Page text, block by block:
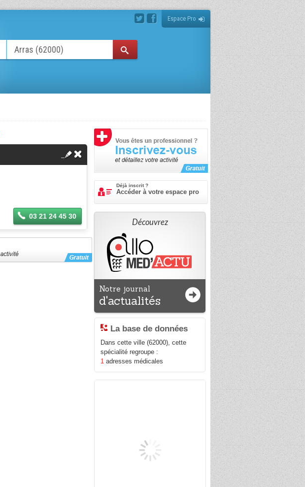
Espace Pro
03 21 24 45 30
Déjà inscrit ?
Accéder à votre espace pro
Découvrez
Notre journal
d'actualités
La base de données
Dans cette ville (62000), cette
spécialité regroupe :
1 adresses médicales